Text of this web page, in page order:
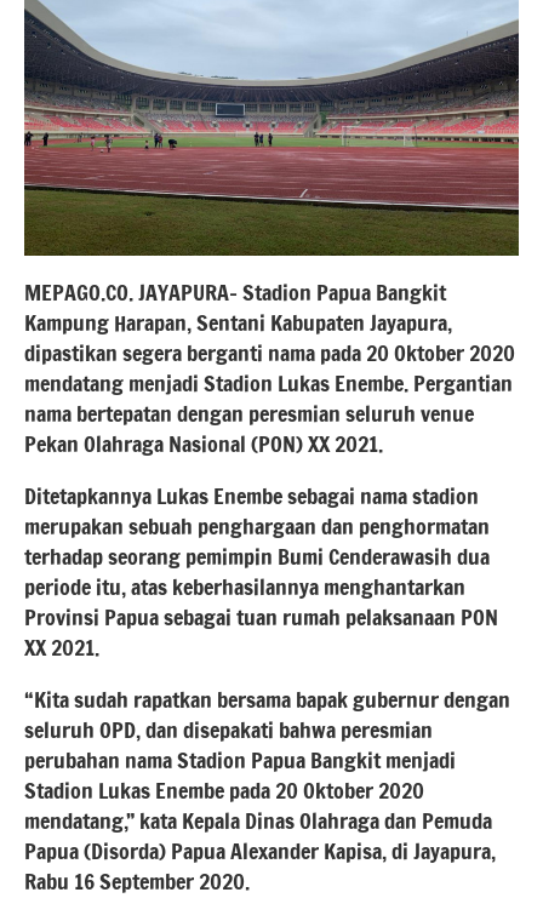
MEPAGO.CO. JAYAPURA- Stadion Papua Bangkit
Kampung Harapan, Sentani Kabupaten Jayapura,
dipastikan segera berganti nama pada 20 Oktober 2020
mendatang menjadi Stadion Lukas Enembe. Pergantian
nama bertepatan dengan peresmian seluruh venue
Pekan Olahraga Nasional (PON) XX 2021.
Ditetapkannya Lukas Enembe sebagai nama stadion
merupakan sebuah penghargaan dan penghormatan
terhadap seorang pemimpin Bumi Cenderawasih dua
periode itu, atas keberhasilannya menghantarkan
Provinsi Papua sebagai tuan rumah pelaksanaan PON
XX 2021.
“Kita sudah rapatkan bersama bapak gubernur dengan
seluruh OPD, dan disepakati bahwa peresmian
perubahan nama Stadion Papua Bangkit menjadi
Stadion Lukas Enembe pada 20 Oktober 2020
mendatang,” kata Kepala Dinas Olahraga dan Pemuda
Papua (Disorda) Papua Alexander Kapisa, di Jayapura,
Rabu 16 September 2020.